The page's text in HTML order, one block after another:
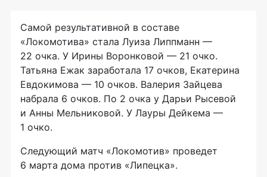
Самой результативной в составе
«Локомотива» стала Луиза Липпманн —
22 очка. У Ирины Воронковой — 21 очко.
Татьяна Ежак заработала 17 очков, Екатерина
Евдокимова — 10 очков. Валерия Зайцева
набрала 6 очков. По 2 очка у Дарьи Рысевой
и Анны Мельниковой. У Лауры Дейкема —
1 очко.
Следующий матч «Локомотив» проведет
6 марта дома против «Липецка».